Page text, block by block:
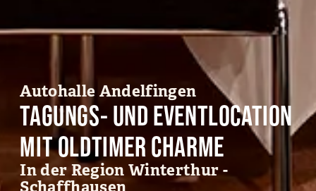
Autohalle Andelfingen
TAGUNGS- UND EVENTLOCATION
MIT OLDTIMER CHARME
In der Region Winterthur -
Schaffhausen